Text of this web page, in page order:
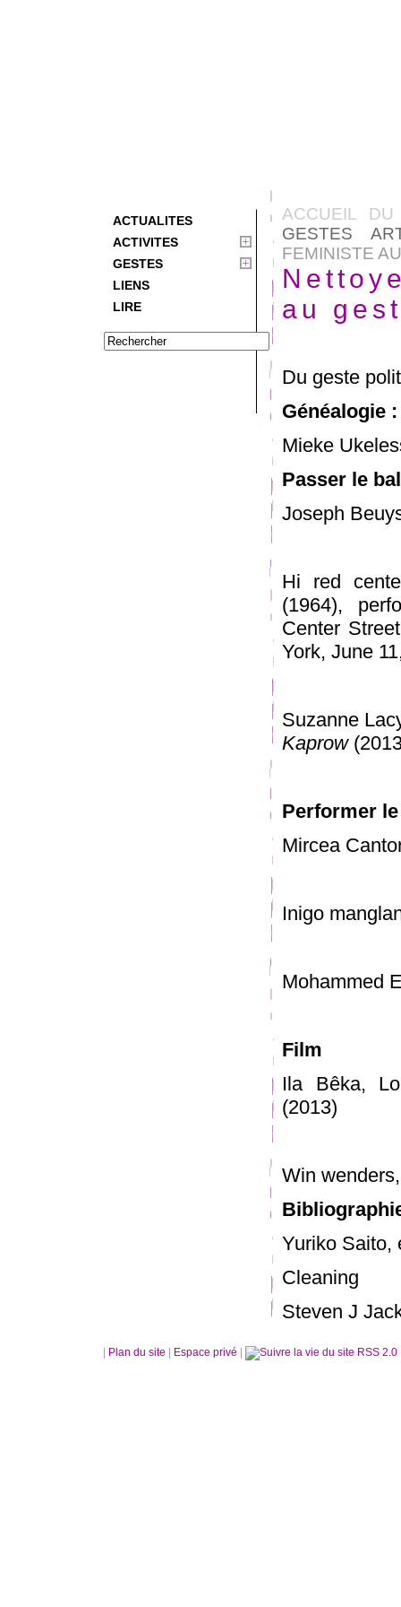
ACTUALITES
ACTIVITES
GESTES
LIENS
LIRE
ACCUEIL
GESTES
FEMINISTE
au
Du geste
Généalogie :
Mieke
Passer le
Joseph
Hi red
(1964),
Center
York, June
Suzanne
Kaprow
Performer
Mircea
Inigo
Mohammed
Film
Ila Bêka,
(2013)
Win
Yuriko Saito,
Cleaning
Steven J
Plan du site Espace privé RSS 2.0